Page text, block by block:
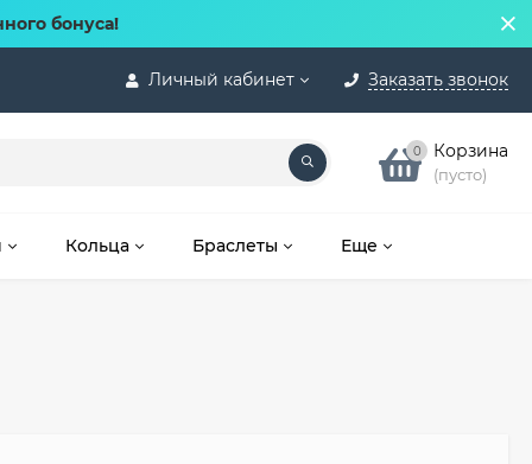
бонуса!
Личный кабинет Заказать звонок
0 Корзина
(пусто)
Кольца Браслеты Еще